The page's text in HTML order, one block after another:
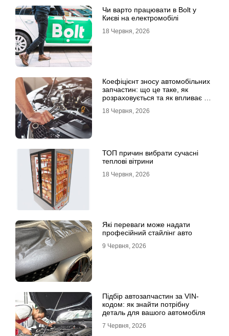
Чи варто працювати в Bolt у
Києві на електромобілі
18 Червня, 2026
Коефіцієнт зносу автомобільних
запчастин: що це таке, як
розраховується та як впливає на
18 Червня, 2026
ТОП причин вибрати сучасні
теплові вітрини
18 Червня, 2026
Які переваги може надати
професійний стайлінг авто
9 Червня, 2026
Підбір автозапчастин за VIN-
кодом: як знайти потрібну
деталь для вашого автомобіля
7 Червня, 2026